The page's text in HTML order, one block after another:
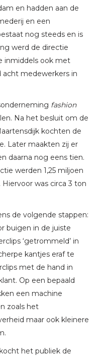
en hadden aan de
en een
nog steeds en is
werd de directie
inmiddels ook met
acht medewerkers in
fashion
Na het besluit om de
kochten de
Later maakten zij er
daarna nog eens tien.
werden 1,25 miljoen
was circa 3 ton
de volgende stappen:
buigen in de juiste
‘getrommeld’ in
kantjes eraf te
met de hand in
Op een bepaald
een machine
zoals het
maar ook kleinere
het publiek de